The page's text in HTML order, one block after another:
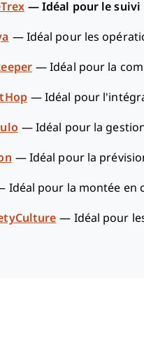
—Idéal pour le suivi
— Idéal pour les
—Idéal pour la
—Idéal pour
— Idéal pour la
— Idéal pour la
Idéal pour la montée en
— Idéal pour